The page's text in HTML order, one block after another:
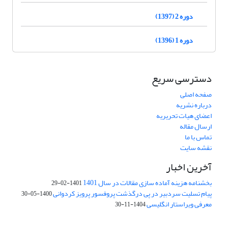
دوره 2 (1397)
دوره 1 (1396)
دسترسی سریع
صفحه اصلی
درباره نشریه
اعضای هیات تحریریه
ارسال مقاله
تماس با ما
نقشه سایت
آخرین اخبار
بخشنامه هزینه آماده سازی مقالات در سال 1401 1401-02-29
پیام تسلیت سردبیر در پی درگذشت پروفسور پرویز کردوانی1400-05-30
معرفی ویراستار انگلیسی1404-11-30